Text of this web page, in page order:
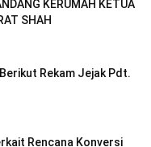
KERUMAH KETUA
SHAH
Rekam Jejak Pdt.
Rencana Konversi